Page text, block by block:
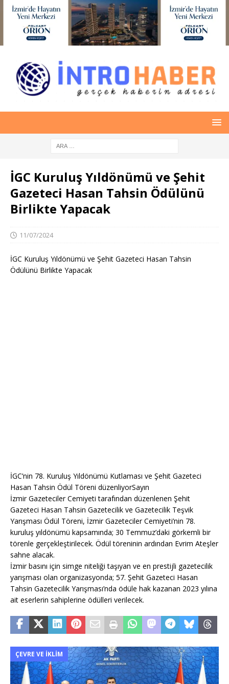
İGC Kuruluş Yıldönümü ve Şehit
Gazeteci Hasan Tahsin Ödülünü
Birlikte Yapacak
11/07/2024
İGC Kuruluş Yıldönümü ve Şehit Gazeteci Hasan Tahsin
Ödülünü Birlikte Yapacak
İGC’nin 78. Kuruluş Yıldönümü Kutlaması ve Şehit Gazeteci
Hasan Tahsin Ödül Töreni düzenliyorSayın
İzmir Gazeteciler Cemiyeti tarafından düzenlenen Şehit
Gazeteci Hasan Tahsin Gazetecilik ve Gazetecilik Teşvik
Yarışması Ödül Töreni, İzmir Gazeteciler Cemiyeti’nin 78.
kuruluş yıldönümü kapsamında; 30 Temmuz’daki görkemli bir
törenle gerçekleştirilecek. Ödül töreninin ardından Evrim Ateşler
sahne alacak.
İzmir basını için simge niteliği taşıyan ve en prestijli gazetecilik
yarışması olan organizasyonda; 57. Şehit Gazeteci Hasan
Tahsin Gazetecilik Yarışması’nda ödüle hak kazanan 2023 yılına
ait eserlerin sahiplerine ödülleri verilecek.
ÇEVRE VE İKLIM